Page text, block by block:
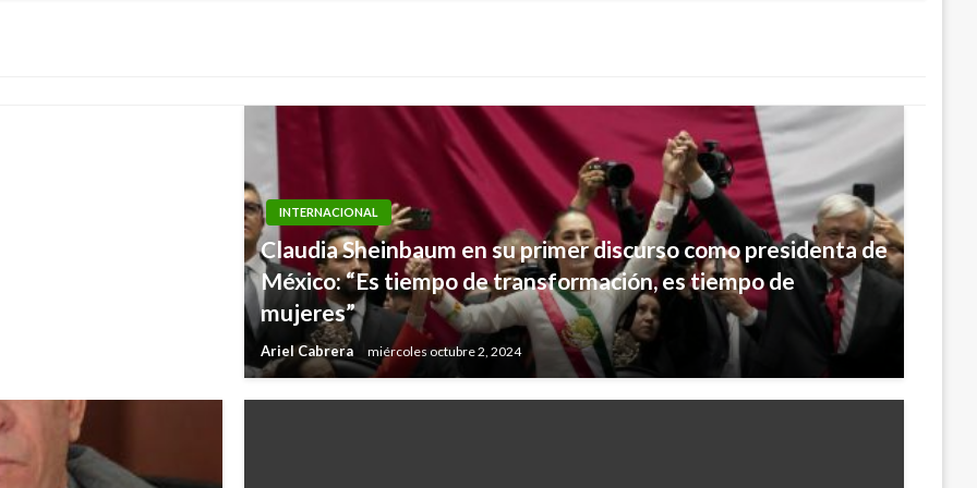
INTERNACIONAL
Claudia Sheinbaum en su primer discurso como presidenta de
México: “Es tiempo de transformación, es tiempo de
mujeres”
Ariel Cabrera miércoles octubre 2, 2024